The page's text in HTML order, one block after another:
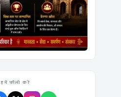
हमें फ़ॉलो करें